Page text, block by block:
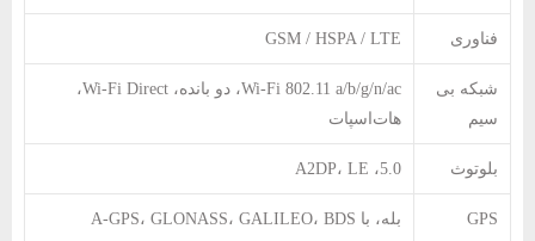
فناوری GSM / HSPA / LTE
شبکه بی
سیم
Wi-Fi 802.11 a/b/g/n/ac، دو بانده، Wi-Fi Direct،
هات‌اسپات
بلوتوث 5.0، A2DP، LE
GPS بله، با A-GPS، GLONASS، GALILEO، BDS